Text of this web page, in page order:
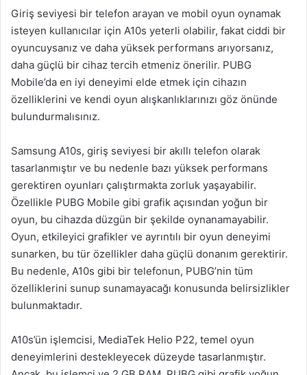
Giriş seviyesi bir telefon arayan ve mobil oyun oynamak
isteyen kullanıcılar için A10s yeterli olabilir, fakat ciddi bir
oyuncuysanız ve daha yüksek performans arıyorsanız,
daha güçlü bir cihaz tercih etmeniz önerilir. PUBG
Mobile’da en iyi deneyimi elde etmek için cihazın
özelliklerini ve kendi oyun alışkanlıklarınızı göz önünde
bulundurmalısınız.
Samsung A10s, giriş seviyesi bir akıllı telefon olarak
tasarlanmıştır ve bu nedenle bazı yüksek performans
gerektiren oyunları çalıştırmakta zorluk yaşayabilir.
Özellikle PUBG Mobile gibi grafik açısından yoğun bir
oyun, bu cihazda düzgün bir şekilde oynanamayabilir.
Oyun, etkileyici grafikler ve ayrıntılı bir oyun deneyimi
sunarken, bu tür özellikler daha güçlü donanım gerektirir.
Bu nedenle, A10s gibi bir telefonun, PUBG’nin tüm
özelliklerini sunup sunamayacağı konusunda belirsizlikler
bulunmaktadır.
A10s’ün işlemcisi, MediaTek Helio P22, temel oyun
deneyimlerini destekleyecek düzeyde tasarlanmıştır.